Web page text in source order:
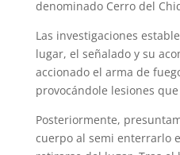
denominado Cerro del
Las investigaciones
lugar, el señalado y su
accionado el arma de
provocándole lesiones
Posteriormente,
cuerpo al semi enterrarlo